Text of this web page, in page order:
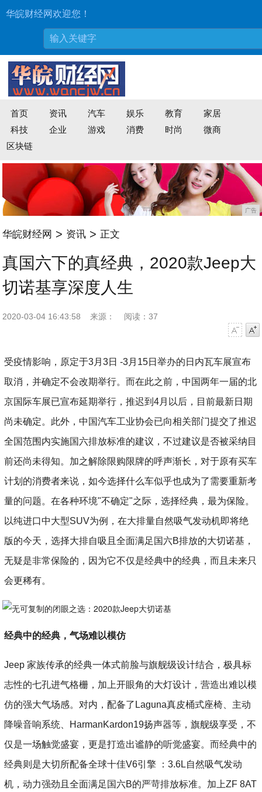
华皖财经网欢迎您！
首页 资讯 汽车 娱乐 教育
家居
科技
企业 游戏 消费 时尚
微商
区块链
广告
华皖财经网 > 资讯 > 正文
真国六下的真经典，2020款Jeep大
切诺基享深度人生
2020-03-04 16:43:58 来源：
阅读：37
受疫情影响，原定于3月3日 -3月15日举办的日内瓦车展宣布
取消，并确定不会改期举行。而在此之前，中国两年一届的北
京国际车展已宣布延期举行，推迟到4月以后，目前最新日期
尚未确定。此外，中国汽车工业协会已向相关部门提交了推迟
全国范围内实施国六排放标准的建议，不过建议是否被采纳目
前还尚未得知。加之解除限购限牌的呼声渐长，对于原有买车
计划的消费者来说，如今选择什么车似乎也成为了需要重新考
量的问题。在各种环境"不确定"之际，选择经典，最为保险。
以纯进口中大型SUV为例，在大排量自然吸气发动机即将绝
版的今天，选择大排自吸且全面满足国六B排放的大切诺基，
无疑是非常保险的，因为它不仅是经典中的经典，而且未来只
会更稀有。
经典中的经典，气场难以模仿
Jeep 家族传承的经典一体式前脸与旗舰级设计结合，极具标
志性的七孔进气格栅，加上开眼角的大灯设计，营造出难以模
仿的强大气场感。对内，配备了Laguna真皮桶式座椅、主动
降噪音响系统、HarmanKardon19扬声器等，旗舰级享受，不
仅是一场触觉盛宴，更是打造出谧静的听觉盛宴。而经典中的
经典则是大切所配备全球十佳V6引擎 ：3.6L自然吸气发动
机，动力强劲且全面满足国六B的严苛排放标准。加上ZF 8AT